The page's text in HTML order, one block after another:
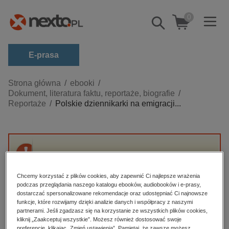
Pokaż/schowaj
wyszukiwarkę
0
E-prasa
Kategorie
Zobacz wszystkie E-prasa
biznesowe, branżowe, gospodarka
darmowe wydania
edukacja
hobby, sport, rozrywka
komputery, internet, technologie, informatyka
Strona główna
ebooki
Dokument, literatura faktu, reportaże, biografie
Reportaże
Polskie dziennikarki na emigracji...
nie jest dostępny.
High-contrast mode
Chcemy korzystać z plików cookies, aby zapewnić Ci najlepsze wrażenia
podczas przeglądania naszego katalogu ebooków, audiobooków i e-prasy,
dostarczać spersonalizowane rekomendacje oraz udostępniać Ci najnowsze
funkcje, które rozwijamy dzięki analizie danych i współpracy z naszymi
partnerami. Jeśli zgadzasz się na korzystanie ze wszystkich plików cookies,
kliknij „Zaakceptuj wszystkie”. Możesz również dostosować swoje